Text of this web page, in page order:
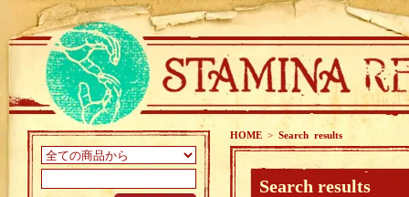
HOME > Search results
Search results